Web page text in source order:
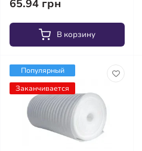
65.94 грн
В корзину
Популярный
Заканчивается